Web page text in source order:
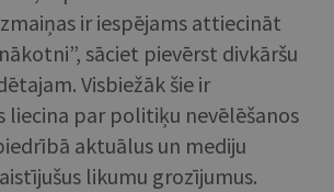
ir iespējams attiecināt
sāciet pievērst divkāršu
Visbiežāk šie ir
liecina par politiķu nevēlēšanos
aktuālus un mediju
likumu grozījumus.